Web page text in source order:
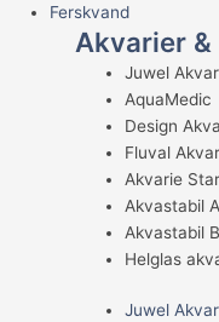
Ferskvand
Akvarier &
Juwel
AquaMedic
Design
Fluval
Akvarie
Akvastabil
Akvastabil
Helglas
Juwel